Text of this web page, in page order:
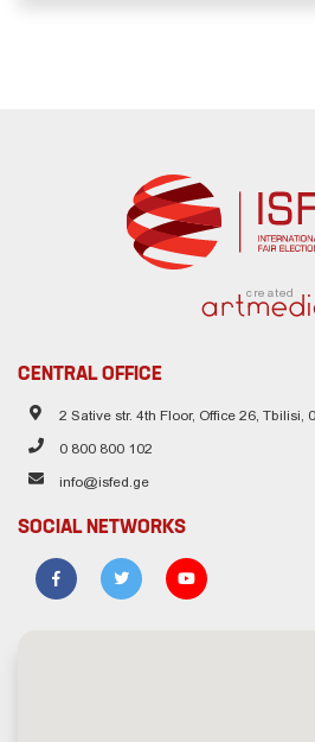
created
CENTRAL OFFICE
2 Sative str. 4th Floor, Office 26, Tbilisi,
0 800 800 102
info@isfed.ge
SOCIAL NETWORKS